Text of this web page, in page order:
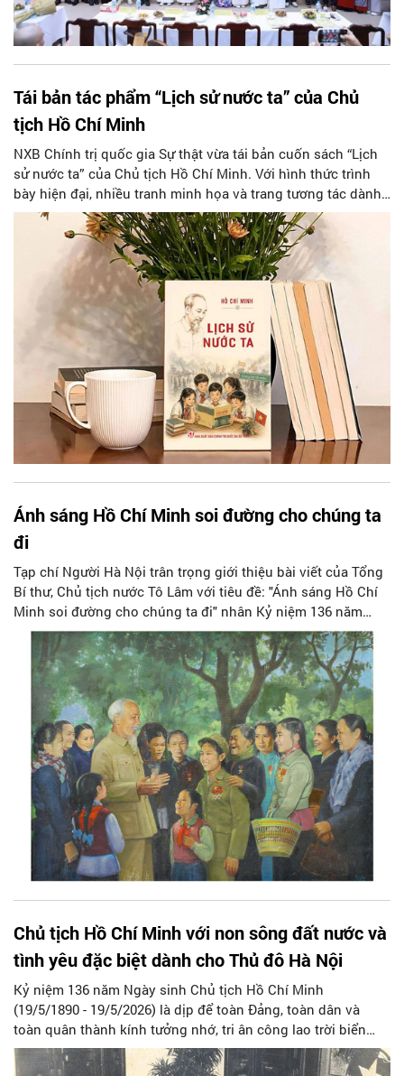
Tái bản tác phẩm “Lịch sử nước ta” của Chủ
tịch Hồ Chí Minh
NXB Chính trị quốc gia Sự thật vừa tái bản cuốn sách “Lịch
sử nước ta” của Chủ tịch Hồ Chí Minh. Với hình thức trình
bày hiện đại, nhiều tranh minh họa và trang tương tác dành
cho thiếu nhi, ấn phẩm được kỳ vọng trở thành cuốn sách
đồng hành cùng các em nhỏ trong hành trình tìm hiểu lịch
sử dân tộc và bồi đắp tình yêu quê hương, đất nước.
Ánh sáng Hồ Chí Minh soi đường cho chúng ta
đi
Tạp chí Người Hà Nội trân trọng giới thiệu bài viết của Tổng
Bí thư, Chủ tịch nước Tô Lâm với tiêu đề: "Ánh sáng Hồ Chí
Minh soi đường cho chúng ta đi" nhân Kỷ niệm 136 năm
Ngày sinh của Bác Hồ (19/5/1890-19/5/2026).
Chủ tịch Hồ Chí Minh với non sông đất nước và
tình yêu đặc biệt dành cho Thủ đô Hà Nội
Kỷ niệm 136 năm Ngày sinh Chủ tịch Hồ Chí Minh
(19/5/1890 - 19/5/2026) là dịp để toàn Đảng, toàn dân và
toàn quân thành kính tưởng nhớ, tri ân công lao trời biển
của vị lãnh tụ thiên tài của dân tộc Việt Nam. Cuộc đời và sự
nghiệp cách mạng của Người gắn liền với hành trình tìm